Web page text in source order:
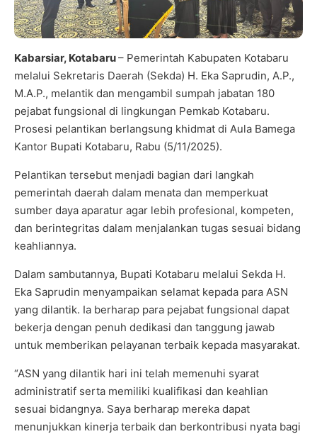
Kabarsiar, Kotabaru– Pemerintah Kabupaten Kotabaru
melalui Sekretaris Daerah (Sekda) H. Eka Saprudin, A.P.,
M.A.P., melantik dan mengambil sumpah jabatan 180
pejabat fungsional di lingkungan Pemkab Kotabaru.
Prosesi pelantikan berlangsung khidmat di Aula Bamega
Kantor Bupati Kotabaru, Rabu (5/11/2025).
Pelantikan tersebut menjadi bagian dari langkah
pemerintah daerah dalam menata dan memperkuat
sumber daya aparatur agar lebih profesional, kompeten,
dan berintegritas dalam menjalankan tugas sesuai bidang
keahliannya.
Dalam sambutannya, Bupati Kotabaru melalui Sekda H.
Eka Saprudin menyampaikan selamat kepada para ASN
yang dilantik. Ia berharap para pejabat fungsional dapat
bekerja dengan penuh dedikasi dan tanggung jawab
untuk memberikan pelayanan terbaik kepada masyarakat.
“ASN yang dilantik hari ini telah memenuhi syarat
administratif serta memiliki kualifikasi dan keahlian
sesuai bidangnya. Saya berharap mereka dapat
menunjukkan kinerja terbaik dan berkontribusi nyata bagi